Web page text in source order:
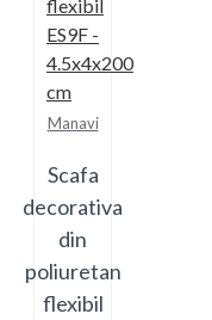
Manavi
Scafa
decorativa
din
poliuretan
flexibil